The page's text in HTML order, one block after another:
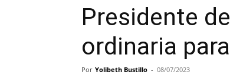
Presidente
ordinaria
Por Yolibeth Bustillo - 08/07/2023